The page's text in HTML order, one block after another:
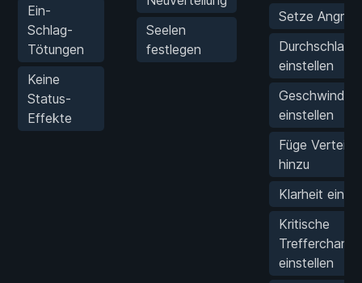
Ein-
Schlag-
Tötungen
Keine
Status-
Effekte
Seelen
festlegen
Setze Angriff
Durchschlag
einstellen
einstellen
Füge
hinzu
Klarheit
Kritische
Trefferchance
einstellen